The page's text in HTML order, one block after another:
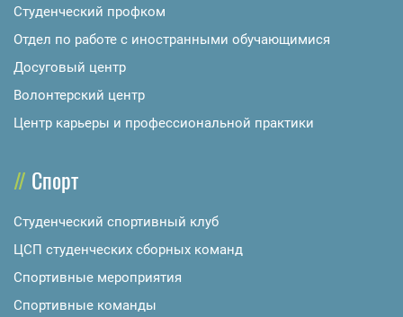
Студенческий профком
Отдел по работе с иностранными обучающимися
Досуговый центр
Волонтерский центр
Центр карьеры и профессиональной практики
Спорт
Студенческий спортивный клуб
ЦСП студенческих сборных команд
Спортивные мероприятия
Спортивные команды